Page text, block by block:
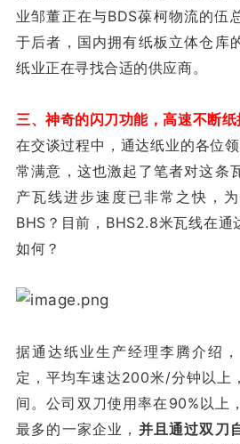
业邹董正在与BDS葆柯物流的伍
于后者，国内拥有纸板立体仓库
纸业正在寻找合适的供应商。
三、神奇的闪刀功能，高速不断纸
在交谈过程中，通达纸业的各位
常满意，这也激起了笔者对这条
产瓦线进步速度已非常之快，
BHS？目前，BHS2.8米瓦线在通
如何？
据通达纸业生产经理李腾介绍
定，平均车速达200米/分钟以上
间。公司双刀使用率在90%以上
最多的一家企业， 并且通过双刀